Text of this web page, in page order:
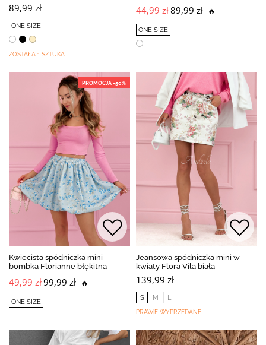
89,99 zł
ONE SIZE
ZOSTAŁA 1 SZTUKA
44,99 zł89,99 zł 🔥
ONE SIZE
PROMOCJA -50%
Kwiecista spódniczka mini
bombka Florianne błękitna
49,99 zł99,99 zł 🔥
ONE SIZE
Jeansowa spódniczka mini w
kwiaty Flora Vila biała
139,99 zł
S M L
PRAWIE WYPRZEDANE